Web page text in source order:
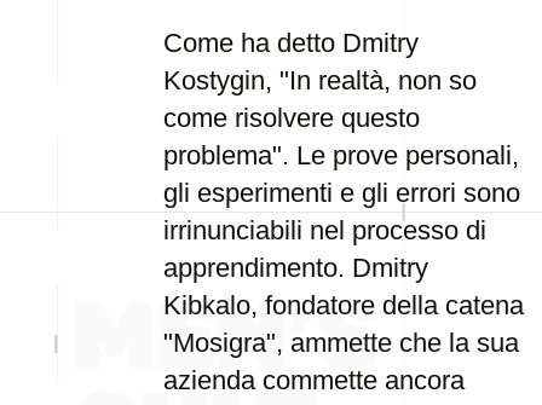
Come ha detto Dmitry
Kostygin, "In realtà, non so
come risolvere questo
problema". Le prove personali,
gli esperimenti e gli errori sono
irrinunciabili nel processo di
apprendimento. Dmitry
Kibkalo, fondatore della catena
"Mosigra", ammette che la sua
azienda commette ancora